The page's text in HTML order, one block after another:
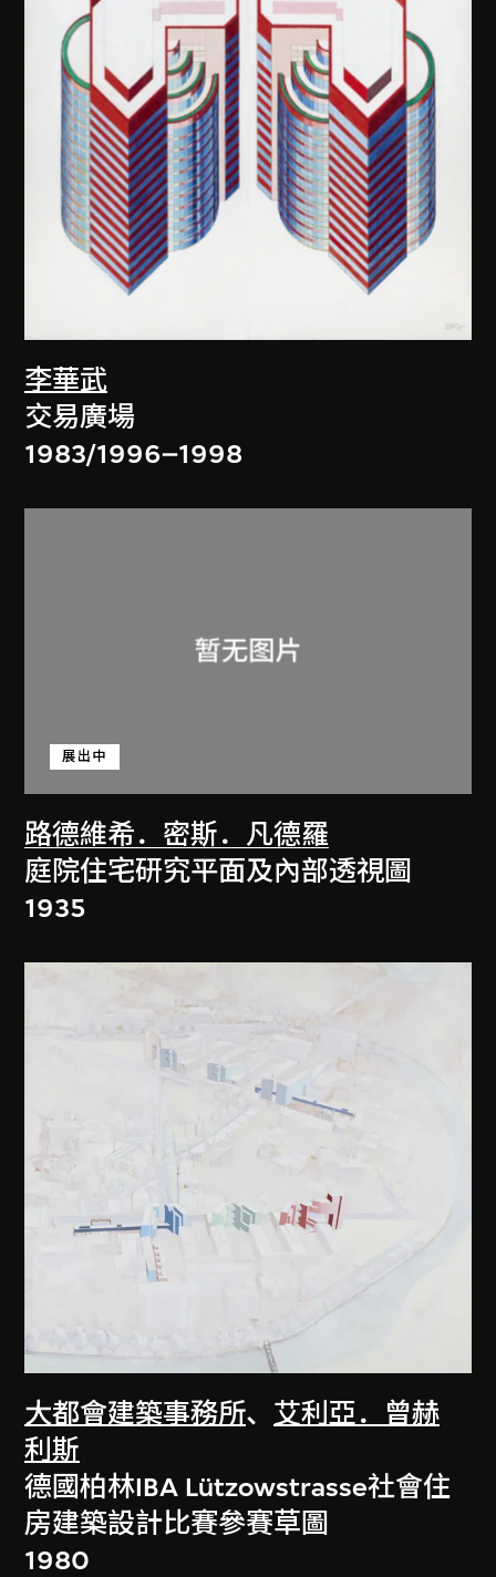
李華武
交易廣場
1983/1996–1998
路德維希．密斯．凡德羅
展出中
庭院住宅研究平面及內部透視圖
1935
大都會建築事務所、 艾利亞．曾赫
利斯
德國柏林IBA Lützowstrasse社會住
房建築設計比賽參賽草圖
1980